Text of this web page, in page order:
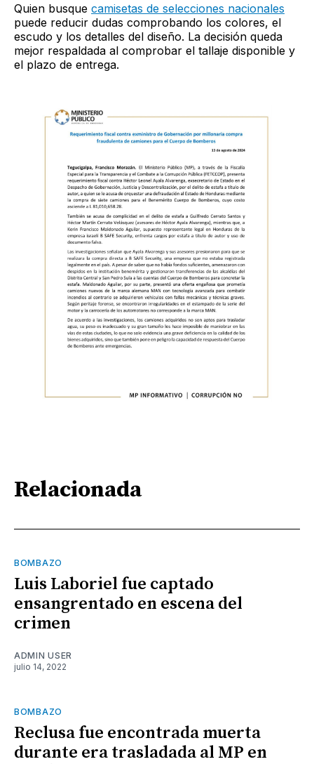
Quien busque camisetas de selecciones nacionales
puede reducir dudas comprobando los colores, el
escudo y los detalles del diseño. La decisión queda
mejor respaldada al comprobar el tallaje disponible y
el plazo de entrega.
Relacionada
BOMBAZO
Luis Laboriel fue captado
ensangrentado en escena del
crimen
ADMIN USER
julio 14, 2022
BOMBAZO
Reclusa fue encontrada muerta
durante era trasladada al MP en